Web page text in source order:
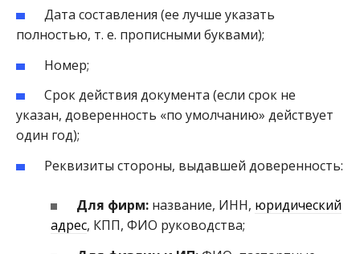
Дата составления (ее лучше указать
полностью, т. е. прописными буквами);
Номер;
Срок действия документа (если срок не
указан, доверенность «по умолчанию» действует
один год);
Реквизиты стороны, выдавшей доверенность:
Для фирм: название, ИНН, юридический
адрес, КПП, ФИО руководства;